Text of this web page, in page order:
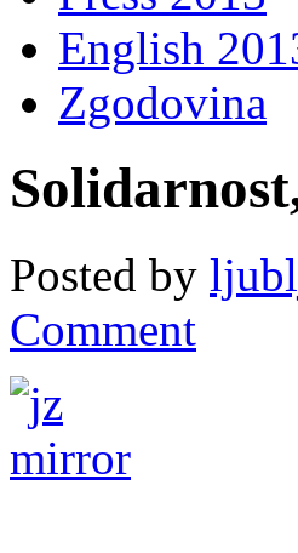
English
Zgodovina
Posted by
Comment